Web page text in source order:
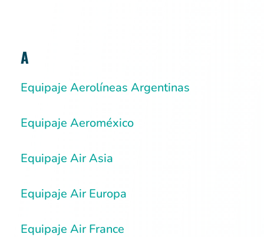
A
Equipaje Aerolíneas Argentinas
Equipaje Aeroméxico
Equipaje Air Asia
Equipaje Air Europa
Equipaje Air France